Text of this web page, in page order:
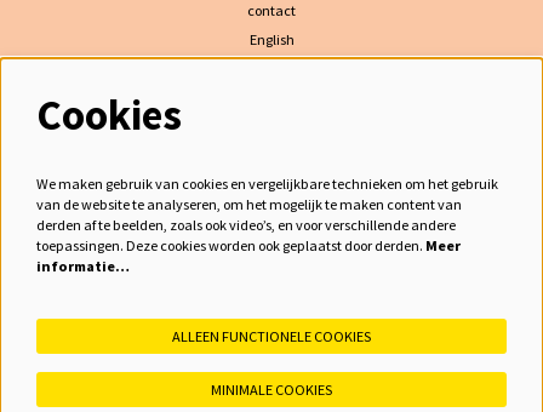
contact
English
meld je aan voor de nieuwsbrief
Cookies
We maken gebruik van cookies en vergelijkbare technieken om het gebruik
van de website te analyseren, om het mogelijk te maken content van
derden af te beelden, zoals ook video’s, en voor verschillende andere
toepassingen. Deze cookies worden ook geplaatst door derden. Meer
informatie…
ALLEEN FUNCTIONELE COOKIES
MINIMALE COOKIES